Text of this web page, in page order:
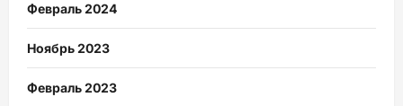
Февраль 2024
Ноябрь 2023
Февраль 2023